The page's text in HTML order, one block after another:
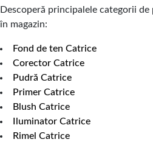
Descoperă principalele categorii
în magazin:
Fond de ten Catrice
Corector Catrice
Pudră Catrice
Primer Catrice
Blush Catrice
Iluminator Catrice
Rimel Catrice